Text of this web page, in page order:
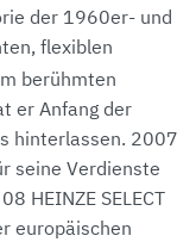
der 1960er- und
flexiblen
berühmten
er Anfang der
hinterlassen. 2007
seine Verdienste
HEINZE SELECT
europäischen